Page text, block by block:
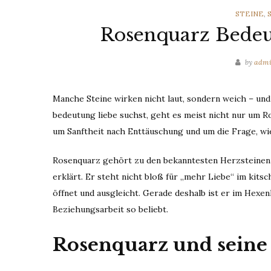
STEINE,
Rosenquarz
by
Manche Steine wirken nicht laut, sondern weich –
bedeutung liebe suchst, geht es meist nicht nur um
um Sanftheit nach Enttäuschung und um die Frage,
Rosenquarz gehört zu den bekanntesten
erklärt. Er steht nicht bloß für „mehr Liebe“ im
öffnet und ausgleicht. Gerade deshalb ist er im
Beziehungsarbeit so beliebt.
Rosenquarz und